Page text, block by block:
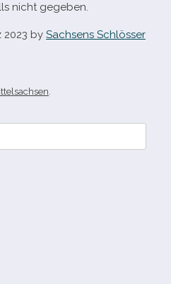
nicht gegeben.
2023 by Sachsens Schlösser